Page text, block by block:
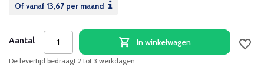
Of vanaf 13,67 per maand
Aantal In winkelwagen
De levertijd bedraagt 2 tot 3 werkdagen